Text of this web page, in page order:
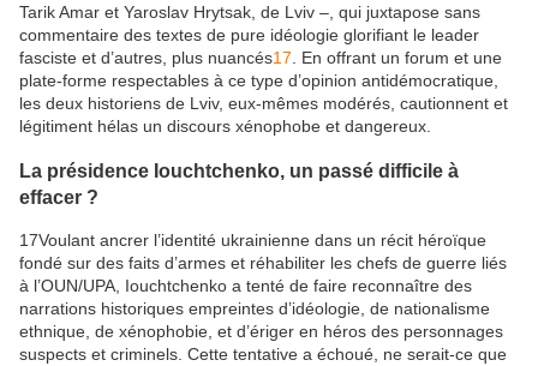
Tarik Amar et Yaroslav Hrytsak, de Lviv –, qui juxtapose sans
commentaire des textes de pure idéologie glorifiant le leader
fasciste et d’autres, plus nuancés17 . En offrant un forum et une
plate-forme respectables à ce type d’opinion antidémocratique,
les deux historiens de Lviv, eux-mêmes modérés, cautionnent et
légitiment hélas un discours xénophobe et dangereux.
La présidence Iouchtchenko, un passé difficile à
effacer ?
17Voulant ancrer l’identité ukrainienne dans un récit héroïque
fondé sur des faits d’armes et réhabiliter les chefs de guerre liés
à l’OUN/UPA, Iouchtchenko a tenté de faire reconnaître des
narrations historiques empreintes d’idéologie, de nationalisme
ethnique, de xénophobie, et d’ériger en héros des personnages
suspects et criminels. Cette tentative a échoué, ne serait-ce que